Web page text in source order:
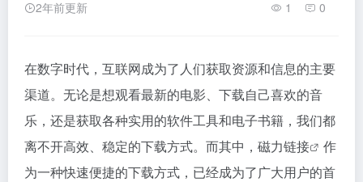
2年前更新 1 0
在数字时代，互联网成为了人们获取资源和信息的主要
渠道。无论是想观看最新的电影、下载自己喜欢的音
乐，还是获取各种实用的软件工具和电子书籍，我们都
离不开高效、稳定的下载方式。而其中， 磁力链接
作
为一种快速便捷的下载方式，已经成为了广大用户的首